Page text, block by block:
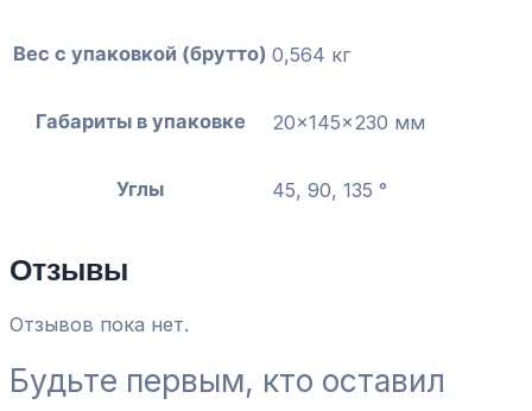
Вес с упаковкой (брутто) 0,564 кг
Габариты в упаковке 20x145x230 мм
Углы 45, 90, 135 °
Отзывы
Отзывов пока нет.
Будьте первым, кто оставил